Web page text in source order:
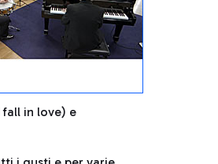
fall in love) e